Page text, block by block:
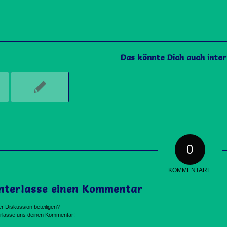
Das könnte Dich auch
0
KOMMENTARE
einen Kommentar
Diskussion beteiligen?
uns deinen Kommentar!